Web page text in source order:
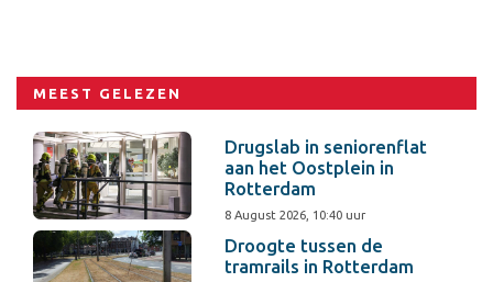
MEEST GELEZEN
Drugslab in seniorenflat
aan het Oostplein in
Rotterdam
8 August 2026, 10:40 uur
Droogte tussen de
tramrails in Rotterdam